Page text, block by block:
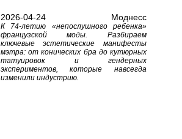
2026-04-24 Моднесс
К 74-летию «непослушного ребенка»
французской моды. Разбираем
ключевые эстетические манифесты
мэтра: от конических бра до кутюрных
татуировок и гендерных
экспериментов, которые навсегда
изменили индустрию.